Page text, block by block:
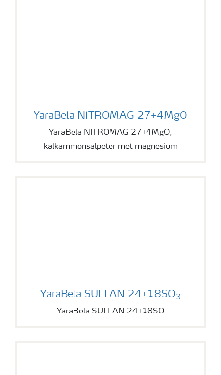
YaraBela NITROMAG 27+4MgO
YaraBela NITROMAG 27+4MgO,
kalkammonsalpeter met magnesium
YaraBela SULFAN 24+18SO3
YaraBela SULFAN 24+18SO